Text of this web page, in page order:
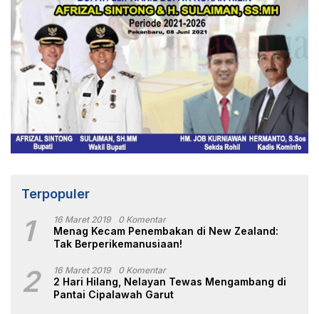
Terpopuler
1 16 Maret 2019 0 Komentar
Menag Kecam Penembakan di New Zealand:
Tak Berperikemanusiaan!
2 16 Maret 2019 0 Komentar
2 Hari Hilang, Nelayan Tewas Mengambang di
Pantai Cipalawah Garut